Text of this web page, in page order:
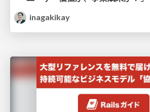
inagakikay